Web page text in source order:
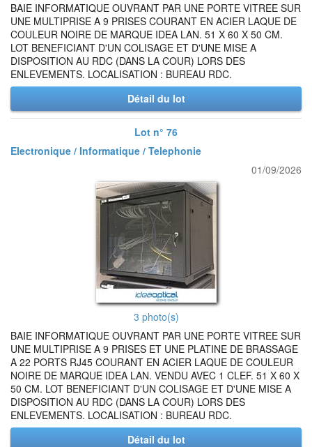
BAIE INFORMATIQUE OUVRANT PAR UNE PORTE VITREE SUR
UNE MULTIPRISE A 9 PRISES COURANT EN ACIER LAQUE DE
COULEUR NOIRE DE MARQUE IDEA LAN. 51 X 60 X 50 CM.
LOT BENEFICIANT D'UN COLISAGE ET D'UNE MISE A
DISPOSITION AU RDC (DANS LA COUR) LORS DES
ENLEVEMENTS. LOCALISATION : BUREAU RDC.
Détail du lot
Lot n° 76
Electronique / Informatique / Telephonie
01/09/2026
3 photo(s)
BAIE INFORMATIQUE OUVRANT PAR UNE PORTE VITREE SUR
UNE MULTIPRISE A 9 PRISES ET UNE PLATINE DE BRASSAGE
A 22 PORTS RJ45 COURANT EN ACIER LAQUE DE COULEUR
NOIRE DE MARQUE IDEA LAN. VENDU AVEC 1 CLEF. 51 X 60 X
50 CM. LOT BENEFICIANT D'UN COLISAGE ET D'UNE MISE A
DISPOSITION AU RDC (DANS LA COUR) LORS DES
ENLEVEMENTS. LOCALISATION : BUREAU RDC.
Détail du lot